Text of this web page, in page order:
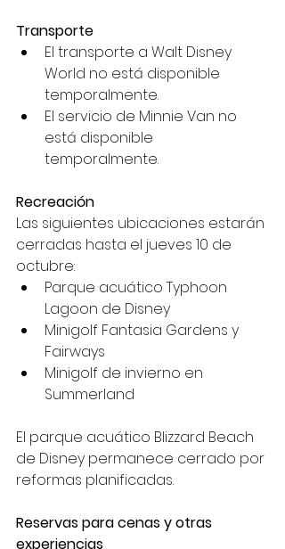
Transporte
El transporte a Walt Disney
World no está disponible
temporalmente.
El servicio de Minnie Van no
está disponible
temporalmente.
Recreación
Las siguientes ubicaciones estarán
cerradas hasta el jueves 10 de
octubre:
Parque acuático Typhoon
Lagoon de Disney
Minigolf Fantasia Gardens y
Fairways
Minigolf de invierno en
Summerland
El parque acuático Blizzard Beach
de Disney permanece cerrado por
reformas planificadas.
Reservas para cenas y otras
experiencias